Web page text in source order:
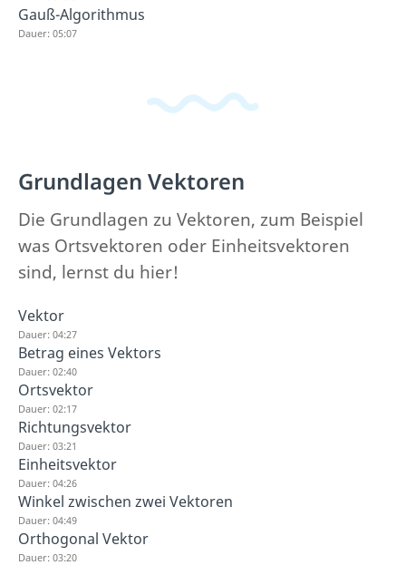
Gauß-Algorithmus
Dauer: 05:07
Grundlagen Vektoren
Die Grundlagen zu Vektoren, zum Beispiel
was Ortsvektoren oder Einheitsvektoren
sind, lernst du hier!
Vektor
Dauer: 04:27
Betrag eines Vektors
Dauer: 02:40
Ortsvektor
Dauer: 02:17
Richtungsvektor
Dauer: 03:21
Einheitsvektor
Dauer: 04:26
Winkel zwischen zwei Vektoren
Dauer: 04:49
Orthogonal Vektor
Dauer: 03:20